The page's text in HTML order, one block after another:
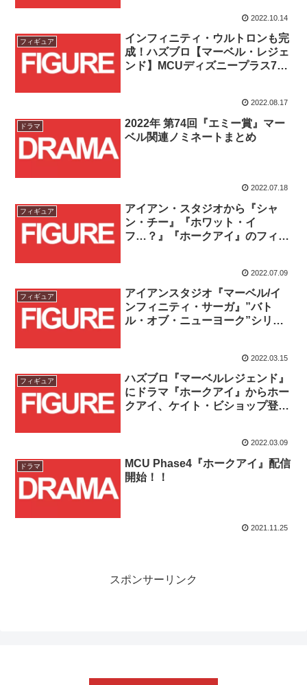
2022.10.14
フィギュア
インフィニティ・ウルトロンも完
成！ハズブロ【マーベル・レジェ
ンド】MCUディズニープラス7体
2022.08.17
ドラマ
2022年 第74回『エミー賞』マー
ベル関連ノミネートまとめ
2022.07.18
フィギュア
アイアン・スタジオから『シャ
ン・チー』『ホワット・イ
フ…？』『ホークアイ』のフィギ
2022.07.09
フィギュア
アイアンスタジオ『マーベル/イ
ンフィニティ・サーガ』”バト
ル・オブ・ニューヨーク”シリー
2022.03.15
フィギュア
ハズブロ『マーベルレジェンド』
にドラマ『ホークアイ』からホー
クアイ、ケイト・ビショップ登
2022.03.09
ドラマ
MCU Phase4『ホークアイ』配信
開始！！
2021.11.25
スポンサーリンク